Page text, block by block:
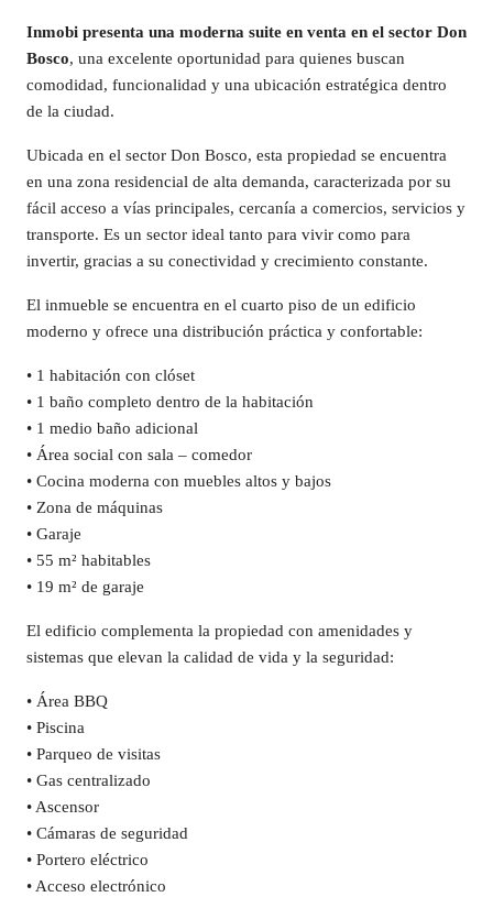
Inmobi presenta una moderna suite en venta en el sector Don
Bosco, una excelente oportunidad para quienes buscan
comodidad, funcionalidad y una ubicación estratégica dentro
de la ciudad.
Ubicada en el sector Don Bosco, esta propiedad se encuentra
en una zona residencial de alta demanda, caracterizada por su
fácil acceso a vías principales, cercanía a comercios, servicios y
transporte. Es un sector ideal tanto para vivir como para
invertir, gracias a su conectividad y crecimiento constante.
El inmueble se encuentra en el cuarto piso de un edificio
moderno y ofrece una distribución práctica y confortable:
• 1 habitación con clóset
• 1 baño completo dentro de la habitación
• 1 medio baño adicional
• Área social con sala – comedor
• Cocina moderna con muebles altos y bajos
• Zona de máquinas
• Garaje
• 55 m² habitables
• 19 m² de garaje
El edificio complementa la propiedad con amenidades y
sistemas que elevan la calidad de vida y la seguridad:
• Área BBQ
• Piscina
• Parqueo de visitas
• Gas centralizado
• Ascensor
• Cámaras de seguridad
• Portero eléctrico
• Acceso electrónico